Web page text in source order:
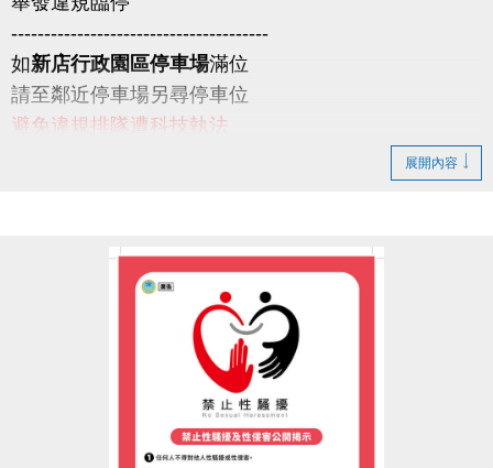
---------------------------------------
如新店行政園區停車場滿位
請至鄰近停車場另尋停車位
避免違規排隊遭科技執法
展開內容